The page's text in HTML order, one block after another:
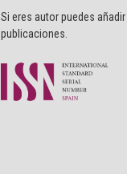
Si eres autor puedes
publicaciones.